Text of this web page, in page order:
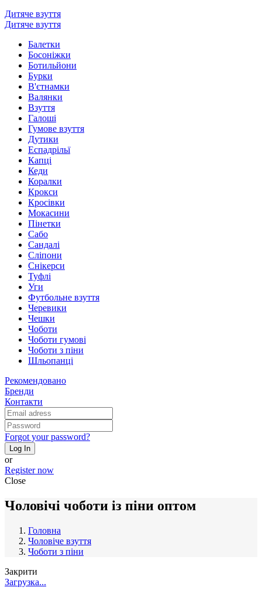
Дитяче взуття
Дитяче взуття
Балетки
Босоніжки
Ботильйони
Бурки
В'єтнамки
Валянки
Взуття
Галоші
Гумове взуття
Дутики
Еспадрільї
Капці
Кеди
Коралки
Крокси
Кросівки
Мокасини
Пінетки
Сабо
Сандалі
Сліпони
Снікерси
Туфлі
Уги
Футбольне взуття
Черевики
Чешки
Чоботи
Чоботи гумові
Чоботи з піни
Шльопанці
Рекомендовано
Бренди
Контакти
Forgot your password?
Log In
or
Register now
Close
Чоловічі чоботи із піни оптом
Головна
Чоловіче взуття
Чоботи з піни
Закрити
Загрузка...